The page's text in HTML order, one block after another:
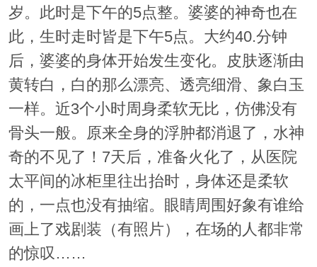
岁。此时是下午的5点整。婆婆的神奇也在
此，生时走时皆是下午5点。大约40.分钟
后，婆婆的身体开始发生变化。皮肤逐渐由
黄转白，白的那么漂亮、透亮细滑、象白玉
一样。近3个小时周身柔软无比，仿佛没有
骨头一般。原来全身的浮肿都消退了，水神
奇的不见了！7天后，准备火化了，从医院
太平间的冰柜里往出抬时，身体还是柔软
的，一点也没有抽缩。眼睛周围好象有谁给
画上了戏剧装（有照片），在场的人都非常
的惊叹……